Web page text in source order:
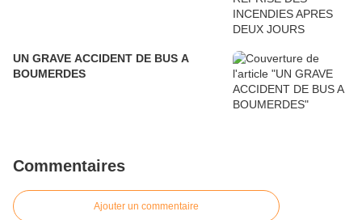
UN GRAVE ACCIDENT DE BUS A
BOUMERDES
Commentaires
Ajouter un commentaire